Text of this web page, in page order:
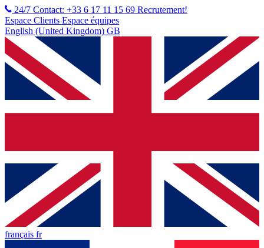
24/7 Contact: +33 6 17 11 15 69 Recrutement!
Espace Clients Espace équipes
English (United Kingdom) GB
français fr